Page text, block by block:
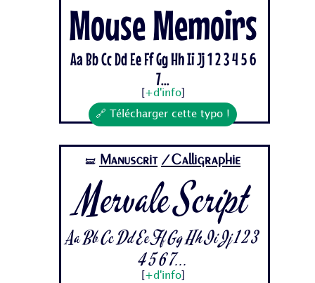
Mouse Memoirs
Aa Bb Cc Dd Ee Ff Gg Hh Ii Jj 1 2 3 4 5 6
7...
+d'info]
🔗 Télécharger cette typo !
🝛 Manuscrit /Calligraphie
Mervale Script
Aa Bb Cc Dd Ee Ff Gg Hh Ii Jj 1 2 3
4 5 6 7...
+d'info]